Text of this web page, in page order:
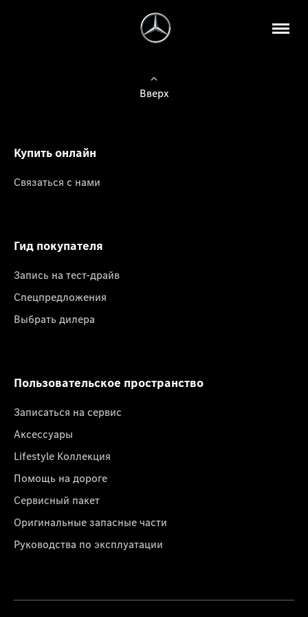
Вверх
Купить онлайн
Связаться с нами
Гид покупателя
Запись на тест-драйв
Спецпредложения
Выбрать дилера
Пользовательское пространство
Записаться на сервис
Аксессуары
Lifestyle Коллекция
Помощь на дороге
Сервисный пакет
Оригинальные запасные части
Руководства по эксплуатации